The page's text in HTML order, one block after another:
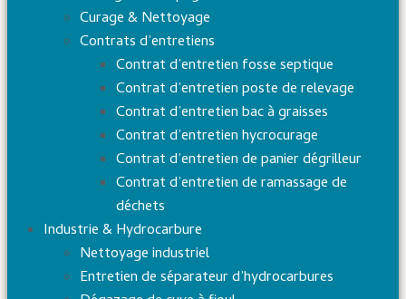
Curage & Nettoyage
Contrats d’entretiens
Contrat d’entretien fosse septique
Contrat d’entretien poste de relevage
Contrat d’entretien bac à graisses
Contrat d’entretien hycrocurage
Contrat d’entretien de panier dégrilleur
Contrat d’entretien de ramassage de
déchets
Industrie & Hydrocarbure
Nettoyage industriel
Entretien de séparateur d’hydrocarbures